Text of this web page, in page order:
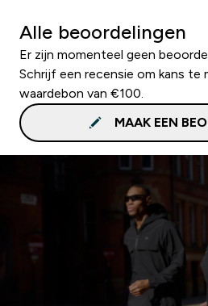
Alle beoordelingen
Er zijn momenteel geen
Schrijf een recensie om kans te
waardebon van €100.
MAAK EEN